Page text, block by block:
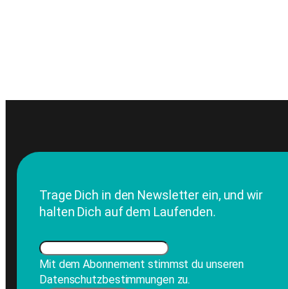
Trage Dich in den Newsletter ein, und wir
halten Dich auf dem Laufenden.
Mit dem Abonnement stimmst du unseren
Datenschutzbestimmungen zu.